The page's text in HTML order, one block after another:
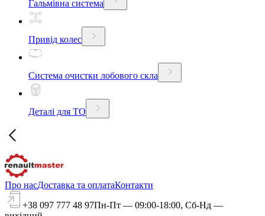
Гальмівна система
Привід колес
Система очистки лобового скла
Деталі для ТО
Про насДоставка та оплатаКонтакти
+38 097 777 48 97Пн-Пт — 09:00-18:00, Сб-Нд —